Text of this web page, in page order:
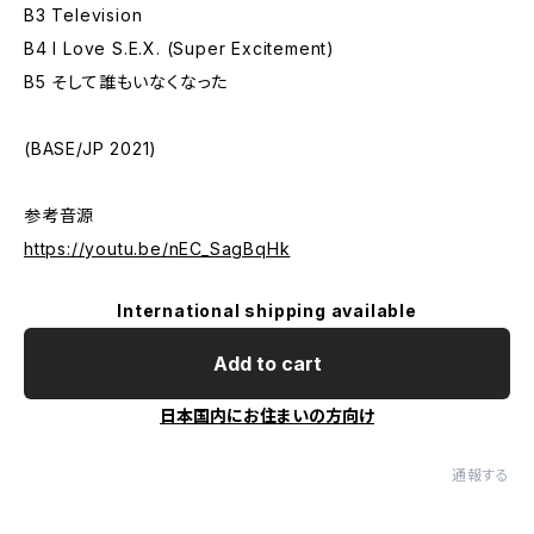
B3 Television
B4 I Love S.E.X. (Super Excitement)
B5 そして誰もいなくなった
(BASE/JP 2021)
参考音源
https://youtu.be/nEC_SagBqHk
International shipping available
Add to cart
日本国内にお住まいの方向け
通報する